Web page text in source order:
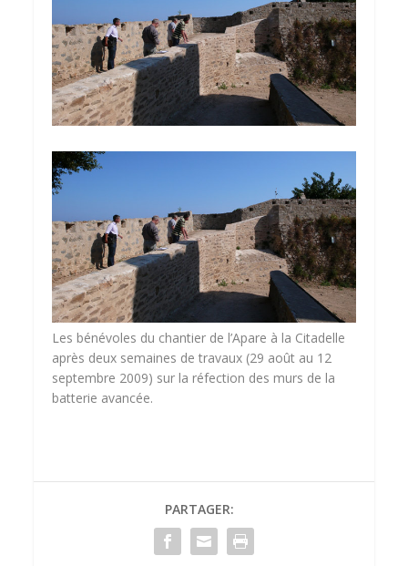
Les bénévoles du chantier de l’Apare à la Citadelle
après deux semaines de travaux (29 août au 12
septembre 2009) sur la réfection des murs de la
batterie avancée.
PARTAGER: